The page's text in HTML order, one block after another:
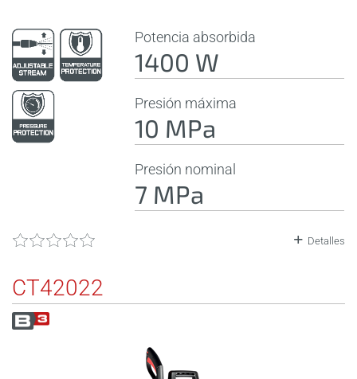
Potencia absorbida
1400 W
Presión máxima
10 MPa
Presión nominal
7 MPa
Detalles
CT42022